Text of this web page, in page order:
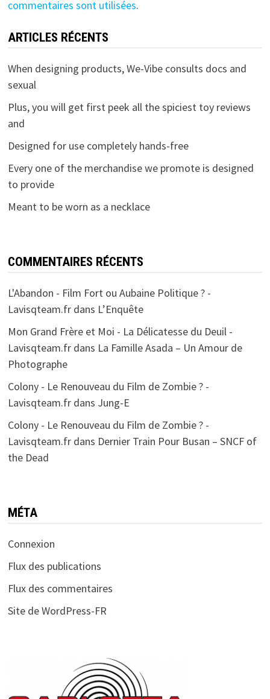
commentaires sont utilisées.
ARTICLES RÉCENTS
When designing products, We-Vibe consults docs and
sexual
Plus, you will get first peek all the spiciest toy reviews
and
Designed for use completely hands-free
Every one of the merchandise we promote is designed
to provide
Meant to be worn as a necklace
COMMENTAIRES RÉCENTS
L'Abandon - Film Fort ou Aubaine Politique ? -
Lavisqteam.frdans L’Enquête
Mon Grand Frère et Moi - La Délicatesse du Deuil -
Lavisqteam.frdans La Famille Asada – Un Amour de
Photographe
Colony - Le Renouveau du Film de Zombie ? -
Lavisqteam.frdans Jung-E
Colony - Le Renouveau du Film de Zombie ? -
Lavisqteam.frdans Dernier Train Pour Busan – SNCF of
the Dead
MÉTA
Connexion
Flux des publications
Flux des commentaires
Site de WordPress-FR